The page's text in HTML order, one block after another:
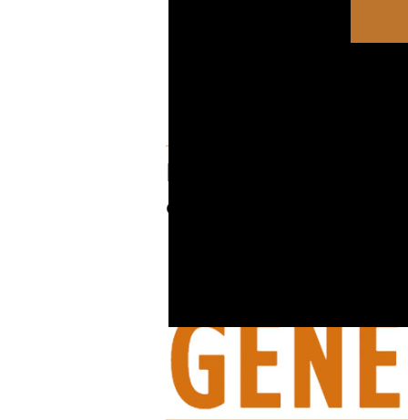
Что нового и кто тут круче всех
Игроки договариваются о встречах, делятся опытом и просто
болтают о всяком разном на форуме, который, в отличие
от основного сайта, сделан на белом фоне.